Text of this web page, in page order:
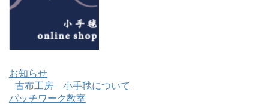
お知らせ
古布工房 小手毬について
パッチワーク教室